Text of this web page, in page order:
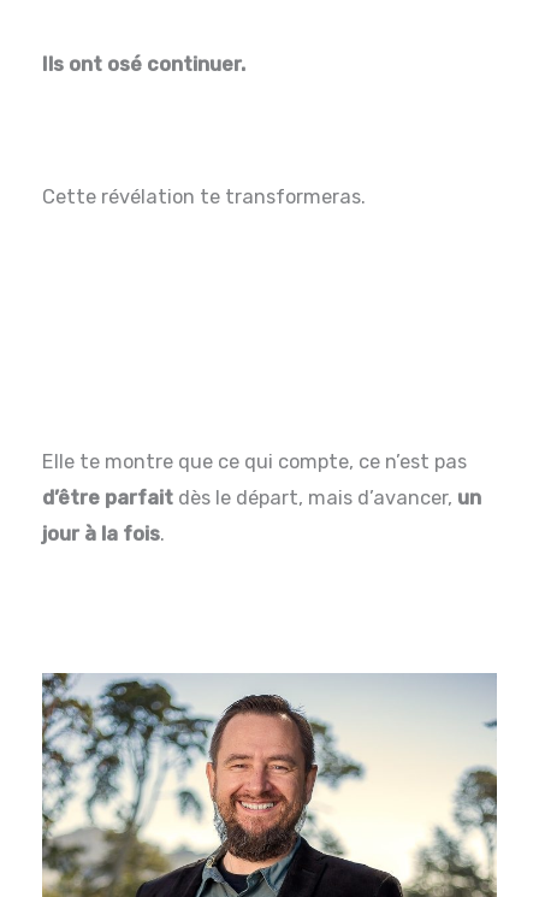
Ils ont osé continuer.
Cette révélation te transformeras.
Elle te montre que ce qui compte, ce n’est pas
d’être parfait dès le départ, mais d’avancer, un
jour à la fois.